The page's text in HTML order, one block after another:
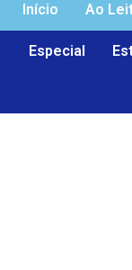
Início Ao
Especial